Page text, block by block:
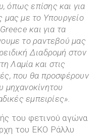
όπως επίσης και για
μας με το Υπουργείο
και για τα
το ραντεβού μας
Διαδρομή στον
Λαμία και στις
που θα προσφέρουν
μηχανοκίνητου
εμπειρίες».
του φετινού αγώνα
του ΕΚΟ Ράλλυ